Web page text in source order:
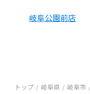
岐阜公園前店
トップ 岐阜県 岐阜市